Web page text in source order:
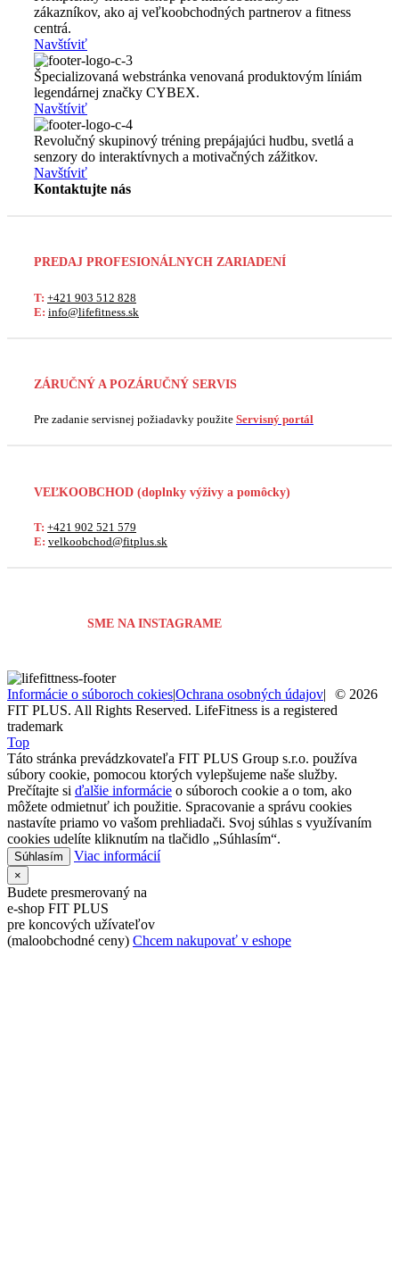
zákazníkov, ako aj veľkoobchodných partnerov a fitness
centrá.
Navštíviť
Špecializovaná webstránka venovaná produktovým líniám
legendárnej značky CYBEX.
Navštíviť
Revolučný skupinový tréning prepájajúci hudbu, svetlá a
senzory do interaktívnych a motivačných zážitkov.
Navštíviť
Kontaktujte nás
PREDAJ PROFESIONÁLNYCH ZARIADENÍ
T: +421 903 512 828
E: info@lifefitness.sk
ZÁRUČNÝ A POZÁRUČNÝ SERVIS
Pre zadanie servisnej požiadavky použite Servisný portál
VEĽKOOBCHOD (doplnky výživy a pomôcky)
T: +421 902 521 579
E: velkoobchod@fitplus.sk
SME NA INSTAGRAME
Informácie o súboroch cokies|Ochrana osobných údajov|
© 2026
FIT PLUS. All Rights Reserved. LifeFitness is a registered
trademark
Top
Táto stránka prevádzkovateľa FIT PLUS Group s.r.o. používa
súbory cookie, pomocou ktorých vylepšujeme naše služby.
Prečítajte si ďalšie informácie o súboroch cookie a o tom, ako
môžete odmietnuť ich použitie. Spracovanie a správu cookies
nastavíte priamo vo vašom prehliadači. Svoj súhlas s využívaním
cookies udelíte kliknutím na tlačidlo „Súhlasím“.
Súhlasím Viac informácií
×
Budete presmerovaný na
e-shop FIT PLUS
pre koncových užívateľov
(maloobchodné ceny) Chcem nakupovať v eshope